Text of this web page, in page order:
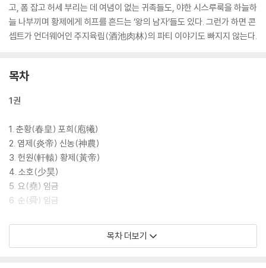
고, 폼 잡고 허세 부리는 데 여념이 없는 귀족들도, 야한 시스루룩을 하늘하
늘 나부끼며 황제에게 히프를 흔드는 ‘왕의 남자’들도 있다. 그런가 하면 콘
셉트가 언더웨어인 주지육림(酒池肉林)의 파티 이야기도 빠지지 않는다.
목차
1권
1. 춘황(春皇) 포희(庖犧)
2. 염제(炎帝) 신농(神農)
3. 헌원(軒轅) 황제(黃帝)
4. 소호(少昊)
5. 요(堯) 임금
6. 순(舜) 임금
2권
목차 더보기